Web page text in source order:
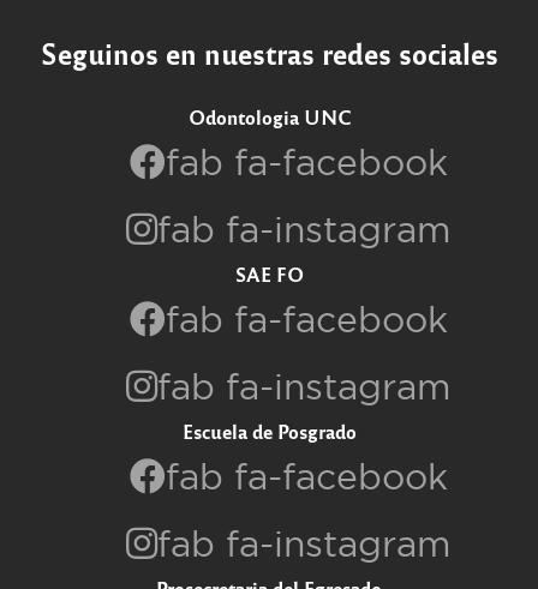
Seguinos en nuestras redes sociales
Odontologia UNC
fab fa-facebook
fab fa-instagram
SAE FO
fab fa-facebook
fab fa-instagram
Escuela de Posgrado
fab fa-facebook
fab fa-instagram